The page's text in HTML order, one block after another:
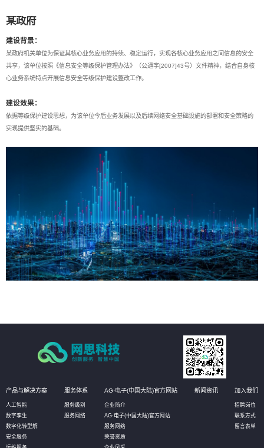
某政府
建设背景：
某政府机关单位为保证其核心业务应用的持续、稳定运行，实现各核心业务应用之间信息的安全
共享，该单位按照《信息安全等级保护管理办法》（公通字[2007]43号）文件精神，结合自身核
心业务系统特点开展信息安全等级保护建设整改工作。
建设效果：
依据等级保护建设思想，为该单位今后业务发展以及后续网络安全基础设施的部署和安全策略的
实现提供坚实的基础。
产品与解决方案
人工智能
数字孪生
数字化转型解
安全服务
服务体系
服务级别
服务网络
AG·电子(中国大陆)官方网站
企业简介
AG·电子(中国大陆)官方网站
服务网络
荣誉资质
新闻资讯 加入我们
招聘岗位
联系方式
留言表单